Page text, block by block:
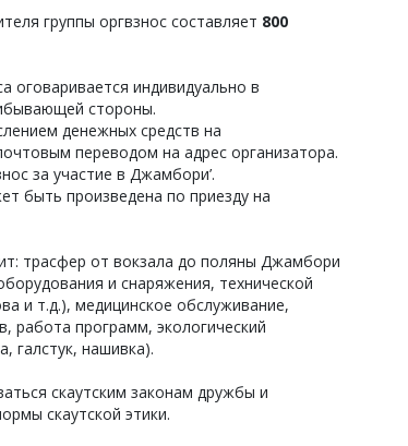
группы оргвзнос составляет 800
оговаривается индивидуально в
стороны.
денежных средств на
переводом на адрес организатора.
за участие в Джамбори’.
быть произведена по приезду на
трасфер от вокзала до поляны Джамбори
и снаряжения, технической
и т.д.), медицинское обслуживание,
работа программ, экологический
галстук, нашивка).
скаутским законам дружбы и
скаутской этики.